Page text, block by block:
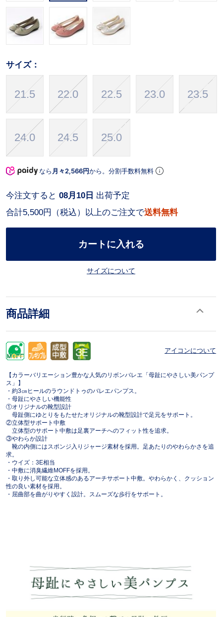
サイズ：
21.5 22.0 22.5 23.0 23.5
24.0 24.5 25.0
なら 月々2,566円から。分割手数料無料
合計5,500円（税込）以上のご注文で送料無料
今注文すると 08月10日 出荷予定
カートに入れる
サイズについて
商品詳細
アイコンについて
【カラーバリエーション豊かな人気のリボンバレエ「母趾にやさしい美パンプ
ス」】
・約3㎝ヒールのラウンドトゥのバレエパンプス。
・母趾にやさしい機能性
①オリジナルの靴型設計
母趾側にゆとりをもたせたオリジナルの靴型設計で足元をサポート。
②立体型サポート中敷
立体型のサポート中敷は足裏アーチへのフィット性を追求。
③やわらか設計
靴の内側にはスポンジ入りジャージ素材を採用。足あたりのやわらかさを追
求。
・ウイズ：3E相当
・中敷に消臭繊維MOFFを採用。
・取り外し可能な立体感のあるアーチサポート中敷。やわらかく、クッション
性の良い素材を採用。
・屈曲部を曲がりやすく設計。スムーズな歩行をサポート。